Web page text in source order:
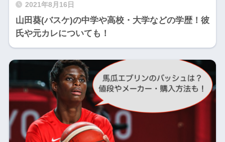
2021年8月16日
山田葵(バスケ)の中学や高校・大学などの学歴！彼
氏や元カレについても！